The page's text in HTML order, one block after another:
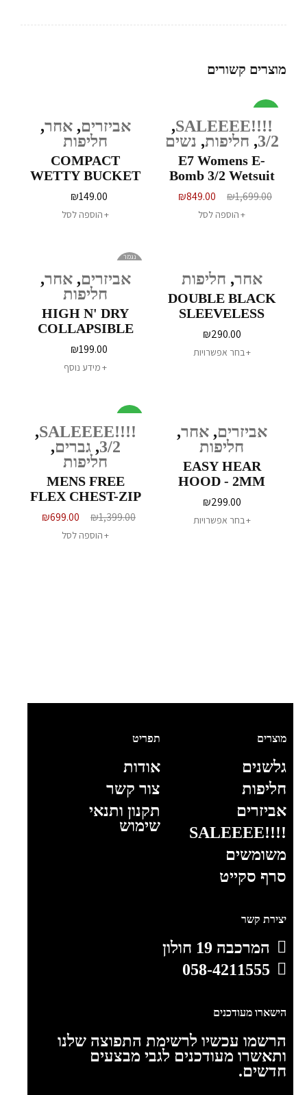
מוצרים קשורים
!!!!SALEEEE
,
3/2
, חליפות, נשים
E7 Womens E-
Bomb 3/2 Wetsuit
₪1,699.00
₪849.00
הוספה לסל
אביזרים,אחר,
חליפות
COMPACT
WETTY BUCKET
₪149.00
הוספה לסל
אחר, חליפות
DOUBLE BLACK
SLEEVELESS
VEST - 1.5MM
₪290.00
בחר אפשרויות
נגמר
אביזרים,אחר,
חליפות
HIGH N' DRY
COLLAPSIBLE
WETTY BUCKET
₪199.00
מידע נוסף
אביזרים,אחר,
חליפות
EASY HEAR
HOOD - 2MM
₪299.00
בחר אפשרויות
!!!!SALEEEE
,
3/2
,גברים,
חליפות
MENS FREE
FLEX CHEST-ZIP
- 3/2MM
₪1,399.00
₪699.00
הוספה לסל
מוצרים
גלשנים
חליפות
אביזרים
!!!!SALEEEE
משומשים
סרף סקייט
תפריט
אודות
צור קשר
תקנון ותנאי
שימוש
יצירת קשר
המרכבה 19 חולון
058-4211555
הישארו מעודכנים
הרשמו עכשיו לרשימת התפוצה שלנו
ותאשרו מעודכנים לגבי מבצעים
חדשים.